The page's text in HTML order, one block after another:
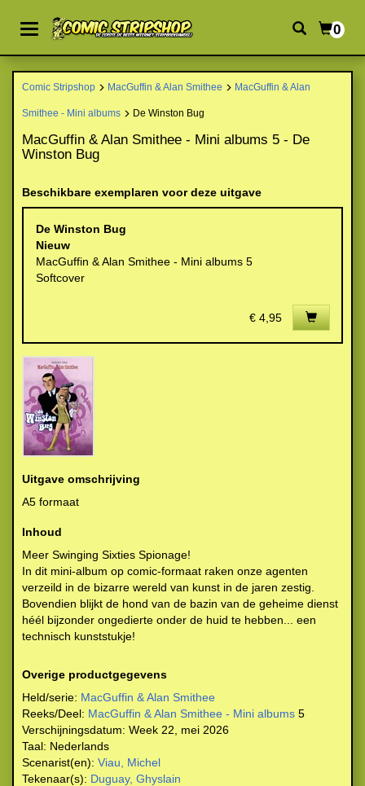
0
Comic Stripshop MacGuffin & Alan Smithee MacGuffin & Alan
Smithee - Mini albums De Winston Bug
MacGuffin & Alan Smithee - Mini albums 5 - De
Winston Bug
Beschikbare exemplaren voor deze uitgave
De Winston Bug
Nieuw
MacGuffin & Alan Smithee - Mini albums 5
Softcover
€ 4,95
Uitgave omschrijving
A5 formaat
Inhoud
Meer Swinging Sixties Spionage!
In dit mini-album op comic-formaat raken onze agenten
verzeild in de bizarre wereld van kunst in de jaren zestig.
Bovendien blijkt de hond van de bazin van de geheime dienst
héél bijzonder ongedierte onder de huid te hebben... een
technisch kunststukje!
Overige productgegevens
Held/serie: MacGuffin & Alan Smithee
Reeks/Deel: MacGuffin & Alan Smithee - Mini albums 5
Verschijningsdatum: Week 22, mei 2026
Taal: Nederlands
Scenarist(en): Viau, Michel
Tekenaar(s): Duguay, Ghyslain